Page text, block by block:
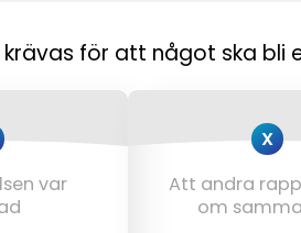
för att något ska bli
var
X
Att andra
om
är särskilt viktig
sker
tid
X
Att det finns
bild